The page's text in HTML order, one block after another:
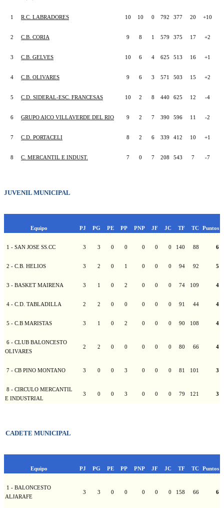
1 R.C. LABRADORES 10 10 0 792 377 20 +10
2 C.B. CORIA 9 8 1 579 375 17 +2
3 C.B. GELVES 10 6 4 625 513 16 +1
4 C.B. OLIVARES 9 6 3 571 503 15 +2
5 C.D. SIDERAL-ESC. FRANCESAS 10 2 8 440 625 12 -4
6 GRUPO AICO VILLAVERDE DEL RIO 9 2 7 390 596 11 -2
7 C.D. PORTACELI 8 2 6 339 412 10 +1
8 C. MERCANTIL E INDUST. 7 0 7 208 543 7 -7
JUVENIL MUNICIPAL
Equipo PJ PG PE PP PNP JF JC TF TC Puntos
1 - SAN JOSE SS.CC 3 3 0 0 0 0 0 140 88 6
2 - C.B. HELIOS 3 2 0 1 0 0 0 94 92 5
3 - BASKET MAIRENA 3 1 0 2 0 0 0 74 109 4
4 - C.D. TABLADILLA 2 2 0 0 0 0 0 91 44 4
5 - C.B MARISTAS 3 1 0 2 0 0 0 90 108 4
6 - CLUB BALONCESTO
OLIVARES
2 2 0 0 0 0 0 80 66 4
7 - CB PINO MONTANO 3 0 0 3 0 0 0 81 101 3
8 - CIRCULO MERCANTIL
E INDUSTRIAL
3 0 0 3 0 0 0 79 121 3
CADETE MUNICIPAL
Equipo PJ PG PE PP PNP JF JC TF TC Puntos
1 - BALONCESTO
ALJARAFE
3 3 0 0 0 0 0 158 66 6